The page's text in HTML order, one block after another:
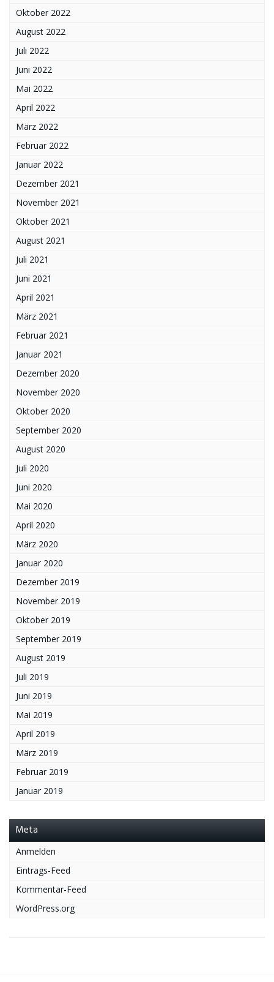
Oktober 2022
August 2022
Juli 2022
Juni 2022
Mai 2022
April 2022
März 2022
Februar 2022
Januar 2022
Dezember 2021
November 2021
Oktober 2021
August 2021
Juli 2021
Juni 2021
April 2021
März 2021
Februar 2021
Januar 2021
Dezember 2020
November 2020
Oktober 2020
September 2020
August 2020
Juli 2020
Juni 2020
Mai 2020
April 2020
März 2020
Januar 2020
Dezember 2019
November 2019
Oktober 2019
September 2019
August 2019
Juli 2019
Juni 2019
Mai 2019
April 2019
März 2019
Februar 2019
Januar 2019
Meta
Anmelden
Eintrags-Feed
Kommentar-Feed
WordPress.org